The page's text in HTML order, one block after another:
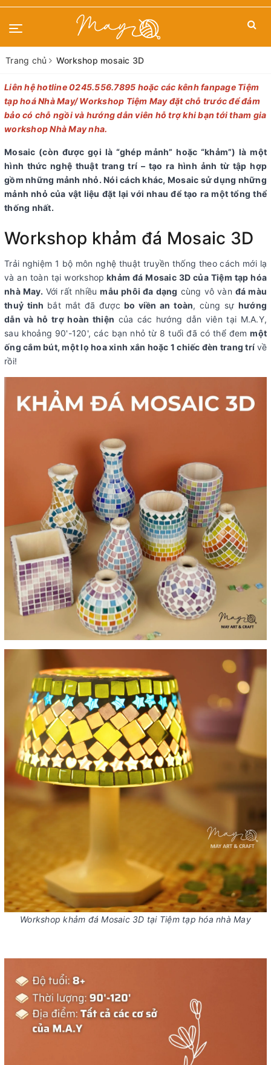
Trang chủ Workshop mosaic 3D
Liên hệ hotline 0245.556.7895 hoặc các kênh fanpage Tiệm
tạp hoá Nhà May/Workshop Tiệm Mayđặt chỗ trước để đảm
bảo có chỗ ngồi và hướng dẫn viên hỗ trợ khi bạn tới tham gia
workshop Nhà May nha.
Mosaic (còn được gọi là “ghép mảnh” hoặc “khảm”) là một
hình thức nghệ thuật trang trí – tạo ra hình ảnh từ tập hợp
gồm những mảnh nhỏ. Nói cách khác, Mosaic sử dụng những
mảnh nhỏ của vật liệu đặt lại với nhau để tạo ra một tổng thể
thống nhất.
Workshop khảm đá Mosaic 3D
Trải nghiệm 1 bộ môn nghệ thuật truyền thống theo cách mới lạ
và an toàn tại workshop khảm đá Mosaic 3D của Tiệm tạp hóa
nhà May. Với rất nhiềumẫu phôi đa dạng cùng vô vàn đá màu
thuỷ tinh bắt mắt đã được bo viền an toàn, cùng sự hướng
dẫn và hỗ trợ hoàn thiện của các hướng dẫn viên tại M.A.Y,
sau khoảng 90'-120', các bạn nhỏ từ 8 tuổi đã có thể đemmột
ống cắm bút, một lọ hoa xinh xắn hoặc 1 chiếc đèn trang trí về
rồi!
Workshop khảm đá Mosaic 3D tại Tiệm tạp hóa nhà May